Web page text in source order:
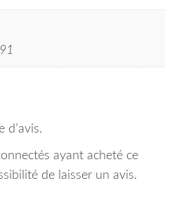
d’avis.
ayant acheté ce
de laisser un avis.